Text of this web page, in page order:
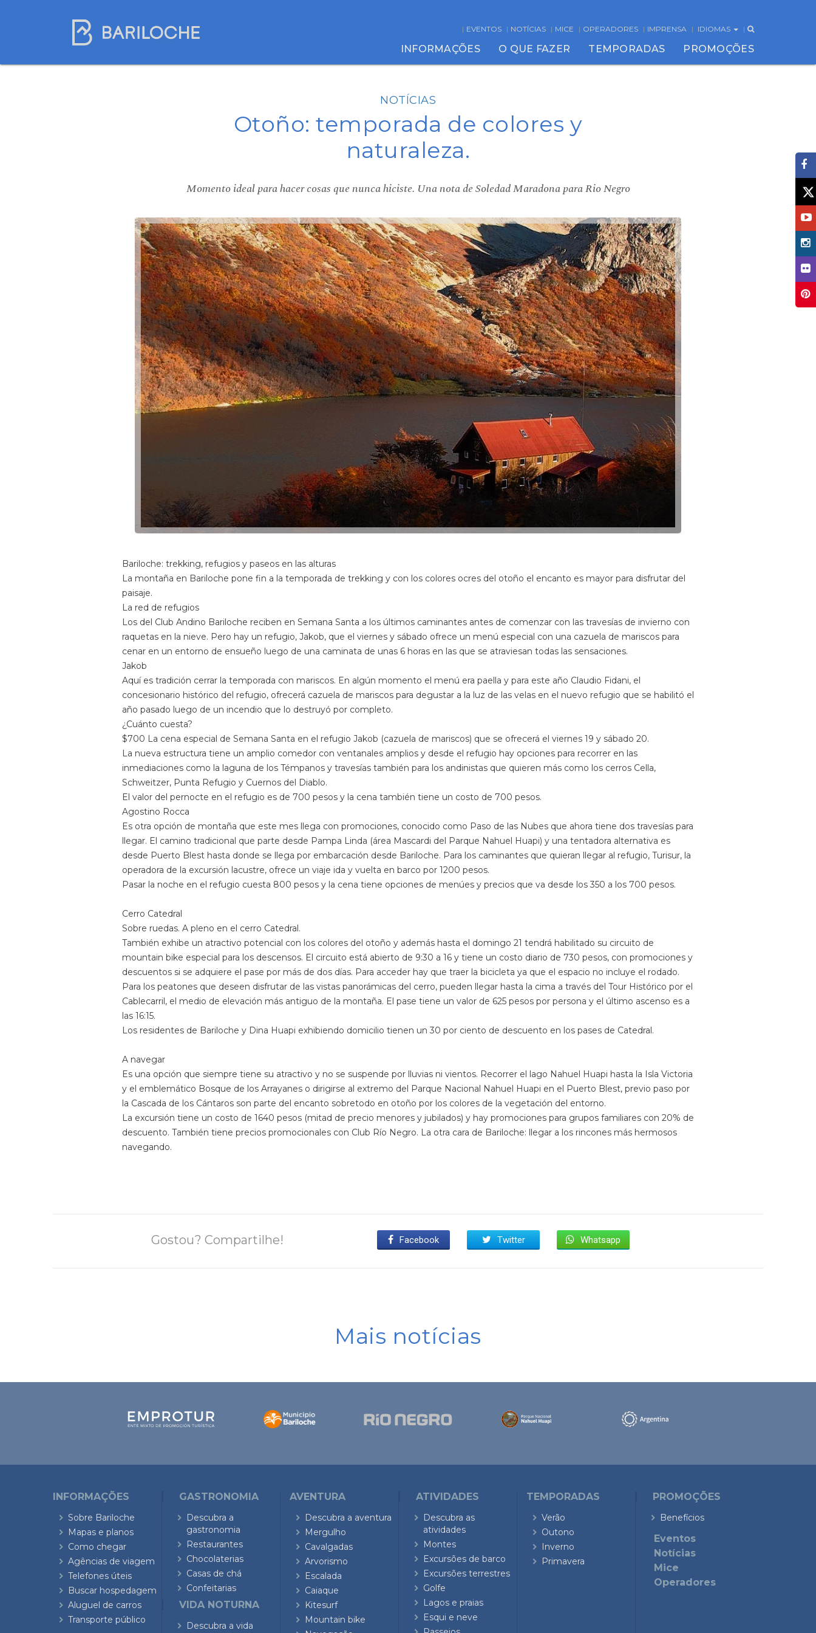
EVENTOS NOTÍCIAS MICE OPERADORES IMPRENSA IDIOMAS
INFORMAÇÕES O QUE FAZER TEMPORADAS PROMOÇÕES
NOTÍCIAS
Otoño: temporada de colores y
naturaleza.
Momento ideal para hacer cosas que nunca hiciste. Una nota de Soledad Maradona para Rio Negro
Bariloche: trekking, refugios y paseos en las alturas
La montaña en Bariloche pone fin a la temporada de trekking y con los colores ocres del otoño el encanto es mayor para disfrutar del
paisaje.
La red de refugios
Los del Club Andino Bariloche reciben en Semana Santa a los últimos caminantes antes de comenzar con las travesías de invierno con
raquetas en la nieve. Pero hay un refugio, Jakob, que el viernes y sábado ofrece un menú especial con una cazuela de mariscos para
cenar en un entorno de ensueño luego de una caminata de unas 6 horas en las que se atraviesan todas las sensaciones.
Jakob
Aquí es tradición cerrar la temporada con mariscos. En algún momento el menú era paella y para este año Claudio Fidani, el
concesionario histórico del refugio, ofrecerá cazuela de mariscos para degustar a la luz de las velas en el nuevo refugio que se habilitó el
año pasado luego de un incendio que lo destruyó por completo.
¿Cuánto cuesta?
$700 La cena especial de Semana Santa en el refugio Jakob (cazuela de mariscos) que se ofrecerá el viernes 19 y sábado 20.
La nueva estructura tiene un amplio comedor con ventanales amplios y desde el refugio hay opciones para recorrer en las
inmediaciones como la laguna de los Témpanos y travesías también para los andinistas que quieren más como los cerros Cella,
Schweitzer, Punta Refugio y Cuernos del Diablo.
El valor del pernocte en el refugio es de 700 pesos y la cena también tiene un costo de 700 pesos.
Agostino Rocca
Es otra opción de montaña que este mes llega con promociones, conocido como Paso de las Nubes que ahora tiene dos travesías para
llegar. El camino tradicional que parte desde Pampa Linda (área Mascardi del Parque Nahuel Huapi) y una tentadora alternativa es
desde Puerto Blest hasta donde se llega por embarcación desde Bariloche. Para los caminantes que quieran llegar al refugio, Turisur, la
operadora de la excursión lacustre, ofrece un viaje ida y vuelta en barco por 1200 pesos.
Pasar la noche en el refugio cuesta 800 pesos y la cena tiene opciones de menúes y precios que va desde los 350 a los 700 pesos.
Cerro Catedral
Sobre ruedas. A pleno en el cerro Catedral.
También exhibe un atractivo potencial con los colores del otoño y además hasta el domingo 21 tendrá habilitado su circuito de
mountain bike especial para los descensos. El circuito está abierto de 9:30 a 16 y tiene un costo diario de 730 pesos, con promociones y
descuentos si se adquiere el pase por más de dos días. Para acceder hay que traer la bicicleta ya que el espacio no incluye el rodado.
Para los peatones que deseen disfrutar de las vistas panorámicas del cerro, pueden llegar hasta la cima a través del Tour Histórico por el
Cablecarril, el medio de elevación más antiguo de la montaña. El pase tiene un valor de 625 pesos por persona y el último ascenso es a
las 16:15.
Los residentes de Bariloche y Dina Huapi exhibiendo domicilio tienen un 30 por ciento de descuento en los pases de Catedral.
A navegar
Es una opción que siempre tiene su atractivo y no se suspende por lluvias ni vientos. Recorrer el lago Nahuel Huapi hasta la Isla Victoria
y el emblemático Bosque de los Arrayanes o dirigirse al extremo del Parque Nacional Nahuel Huapi en el Puerto Blest, previo paso por
la Cascada de los Cántaros son parte del encanto sobretodo en otoño por los colores de la vegetación del entorno.
La excursión tiene un costo de 1640 pesos (mitad de precio menores y jubilados) y hay promociones para grupos familiares con 20% de
descuento. También tiene precios promocionales con Club Río Negro. La otra cara de Bariloche: llegar a los rincones más hermosos
navegando.
Gostou? Compartilhe! Facebook Twitter Whatsapp
Mais notícias
INFORMAÇÕES
Sobre Bariloche
Mapas e planos
Como chegar
Agências de viagem
Telefones úteis
Buscar hospedagem
Aluguel de carros
Transporte público
GASTRONOMIA
Descubra a
gastronomia
Restaurantes
Chocolaterias
Casas de chá
Confeitarias
VIDA NOTURNA
Descubra a vida
AVENTURA
Descubra a aventura
Mergulho
Cavalgadas
Arvorismo
Escalada
Caiaque
Kitesurf
Mountain bike
ATIVIDADES
Descubra as
atividades
Montes
Excursões de barco
Excursões terrestres
Golfe
Lagos e praias
Esqui e neve
TEMPORADAS
Verão
Outono
Inverno
Primavera
PROMOÇÕES
Benefícios
Eventos
Notícias
Mice
Operadores